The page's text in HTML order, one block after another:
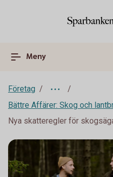
Meny
Företag
Bättre Affärer: Skog och
Nya skatteregler för